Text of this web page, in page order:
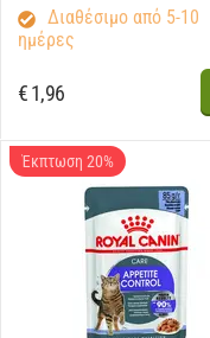
Διαθέσιμο από 5-10
ημέρες
€1,96
Έκπτωση 20%